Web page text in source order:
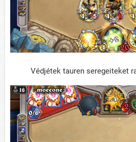
Védjétek tauren seregeiteket